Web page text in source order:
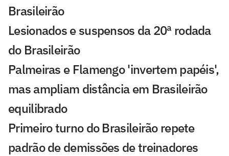
Brasileirão
Lesionados e suspensos da 20ª rodada
do Brasileirão
Palmeiras e Flamengo 'invertem papéis',
mas ampliam distância em Brasileirão
equilibrado
Primeiro turno do Brasileirão repete
padrão de demissões de treinadores